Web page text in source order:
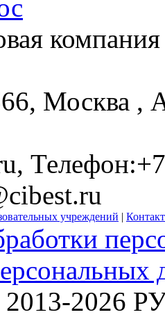
Москва ,
, Телефон:
учреждений |
2013-2026